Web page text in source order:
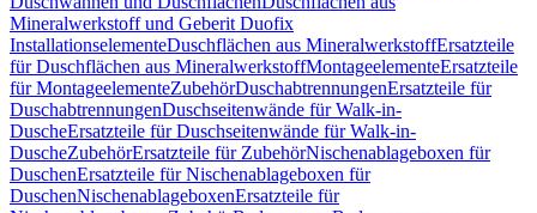
Mineralwerkstoff und Geberit Duofix
InstallationselementeDuschflächen aus MineralwerkstoffErsatzteile
für Duschflächen aus MineralwerkstoffMontageelementeErsatzteile
für MontageelementeZubehörDuschabtrennungenErsatzteile für
DuschabtrennungenDuschseitenwände für Walk-in-
DuscheErsatzteile für Duschseitenwände für Walk-in-
DuscheZubehörErsatzteile für ZubehörNischenablageboxen für
DuschenErsatzteile für Nischenablageboxen für
DuschenNischenablageboxenErsatzteile für